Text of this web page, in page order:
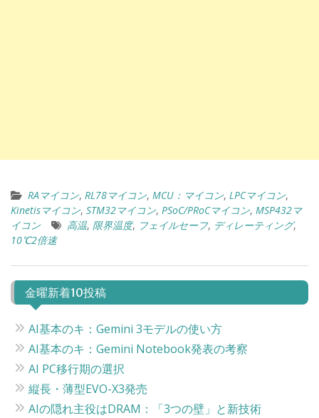
RAマイコン, RL78マイコン, MCU：マイコン, LPCマイコン,
Kinetisマイコン, STM32マイコン, PSoC/PRoCマイコン, MSP432マ
イコン
高温, 限界温度, フェイルセーフ, ディレーティング,
10℃2倍速
金曜新着10投稿
AI基本のキ：Gemini 3モデルの使い方
AI基本のキ：Gemini Notebook発表の考察
AI PC移行期の選択
縦長・薄型EVO-X3発売
AIの隠れ主役はDRAM：「3つの壁」と新技術